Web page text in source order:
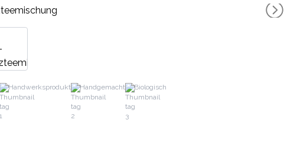
Handwerksprodukt Handgemacht Biologisch